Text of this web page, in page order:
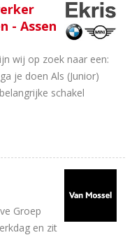
- Assen
wij op zoek naar een:
je doen Als (Junior)
schakel
Groep
en zit